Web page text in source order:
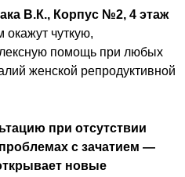
В.К., Корпус №2, 4 этаж
чуткую,
помощь при любых
женской репродуктивной
при отсутствии
с зачатием —
новые